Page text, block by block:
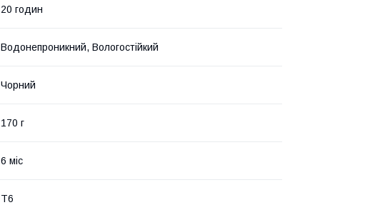
20 годин
Водонепроникний, Вологостійкий
Чорний
170 г
6 міс
T6